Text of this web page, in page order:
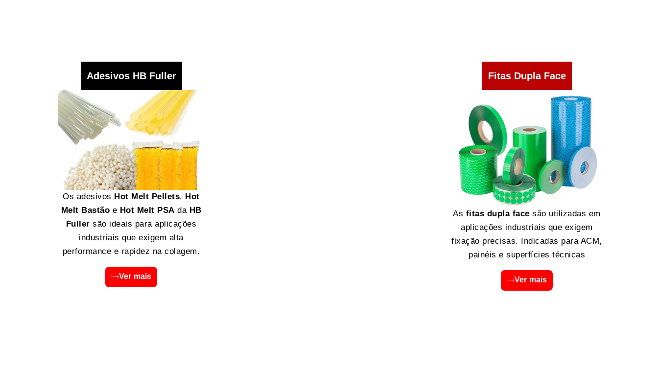
Adesivos HB Fuller
Os adesivos Hot Melt Pellets, Hot
Melt Bastão e Hot Melt PSA da HB
Fuller são ideais para aplicações
industriais que exigem alta
performance e rapidez na colagem.
Ver mais
Fitas Dupla Face
As fitas dupla face são utilizadas em
aplicações industriais que exigem
fixação precisas. Indicadas para ACM,
painéis e superfícies técnicas
Ver mais